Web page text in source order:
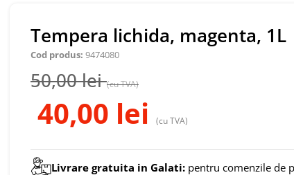
Tempera lichida, magenta, 1L
Cod produs: 9474080
50,00lei (cu TVA)
40,00 lei (cu TVA)
Livrare gratuita in Galati: pentru comenzile de